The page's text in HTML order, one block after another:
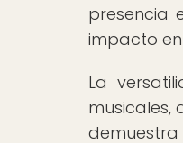
presencia
impacto
La
demuestra